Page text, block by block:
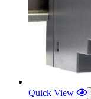
Quick View